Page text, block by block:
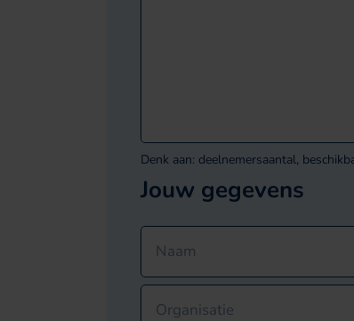
Denk aan: deelnemersaantal,
Jouw gegevens
Naam
Organisatie